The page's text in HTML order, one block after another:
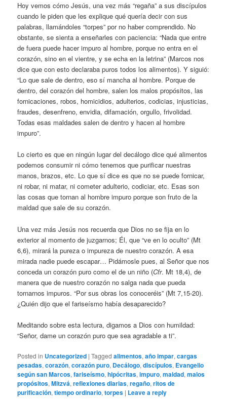
Hoy vemos cómo Jesús, una vez más “regaña” a sus discípulos
cuando le piden que les explique qué quería decir con sus
palabras, llamándoles “torpes” por no haber comprendido. No
obstante, se sienta a enseñarles con paciencia: “Nada que entre
de fuera puede hacer impuro al hombre, porque no entra en el
corazón, sino en el vientre, y se echa en la letrina” (Marcos nos
dice que con esto declaraba puros todos los alimentos). Y siguió:
“Lo que sale de dentro, eso sí mancha al hombre. Porque de
dentro, del corazón del hombre, salen los malos propósitos, las
fornicaciones, robos, homicidios, adulterios, codicias, injusticias,
fraudes, desenfreno, envidia, difamación, orgullo, frivolidad.
Todas esas maldades salen de dentro y hacen al hombre
impuro”.
Lo cierto es que en ningún lugar del decálogo dice qué alimentos
podemos consumir ni cómo tenemos que purificar nuestras
manos, brazos, etc. Lo que sí dice es que no se puede fornicar,
ni robar, ni matar, ni cometer adulterio, codiciar, etc. Esas son
las cosas que tornan al hombre impuro porque son fruto de la
maldad que sale de su corazón.
Una vez más Jesús nos recuerda que Dios no se fija en lo
exterior al momento de juzgarnos; Él, que “ve en lo oculto” (Mt
6,6), mirará la pureza o impureza de nuestro corazón. A esa
mirada nadie puede escapar… Pidámosle pues, al Señor que nos
conceda un corazón puro como el de un niño (Cfr. Mt 18,4), de
manera que de nuestro corazón no salga nada que pueda
tornarnos impuros. “Por sus obras los conoceréis” (Mt 7,15-20).
¿Quién dijo que el fariseísmo había desaparecido?
Meditando sobre esta lectura, digamos a Dios con humildad:
“Señor, dame un corazón puro que sea agradable a ti”.
Posted in Uncategorized |Tagged alimentos,año impar,cargas
pesadas,corazón,corazón puro, Decálogo,discípulos, Evangelio
según san Marcos,fariseísmo,hipócritas,impuro,maldad,malos
propósitos,Mitzvá,reflexiones diarias,regaño,ritos de
purificación,tiempo ordinario,torpes | Leave a reply